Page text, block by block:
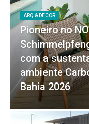
ARQ & DECOR
Pioneiro no
com a
ambiente
Bahia 2026